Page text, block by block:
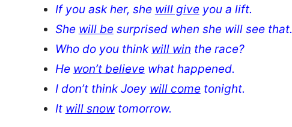
If you ask her, she will giveyou a lift.
She will besurprised when she will see that.
Who do you think will win the race?
He won’t believewhat happened.
I don’t think Joey will cometonight.
It will snowtomorrow.